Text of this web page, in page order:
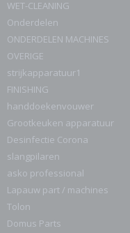
WET-CLEANING
Onderdelen
ONDERDELEN MACHINES
OVERIGE
strijkapparatuur1
FINISHING
handdoekenvouwer
Grootkeuken apparatuur
Desinfectie Corona
slangpilaren
asko professional
Lapauw part / machines
Tolon
Domus Parts